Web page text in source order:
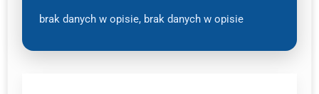
brak danych w opisie, brak danych w opisie